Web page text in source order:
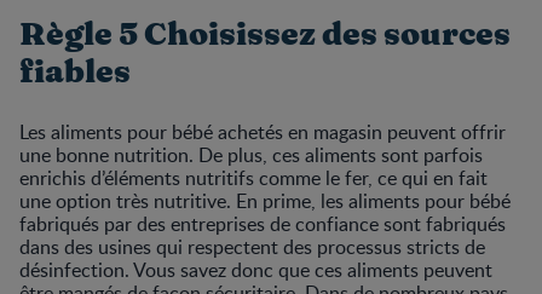
Règle 5 Choisissez des sources
fiables
Les aliments pour bébé achetés en magasin peuvent offrir
une bonne nutrition. De plus, ces aliments sont parfois
enrichis d’éléments nutritifs comme le fer, ce qui en fait
une option très nutritive. En prime, les aliments pour bébé
fabriqués par des entreprises de confiance sont fabriqués
dans des usines qui respectent des processus stricts de
désinfection. Vous savez donc que ces aliments peuvent